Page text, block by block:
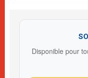
Disponible pour